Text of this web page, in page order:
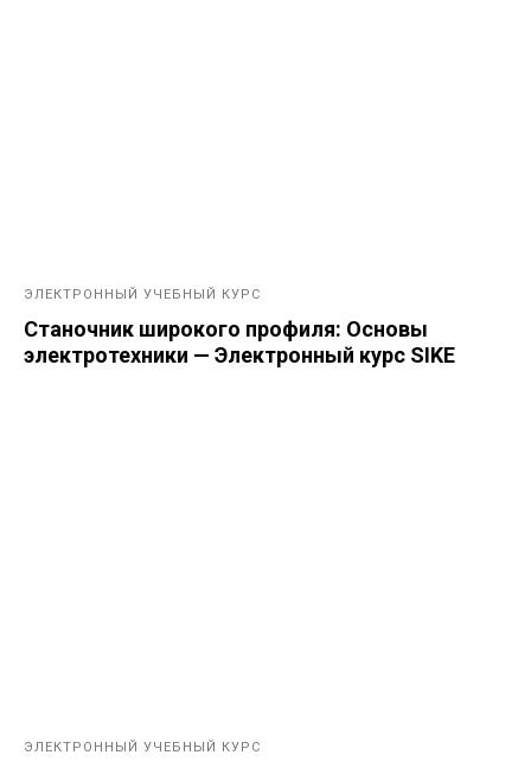
ЭЛЕКТРОННЫЙ УЧЕБНЫЙ КУРС
Станочник широкого профиля: Основы
электротехники — Электронный курс SIKE
ЭЛЕКТРОННЫЙ УЧЕБНЫЙ КУРС